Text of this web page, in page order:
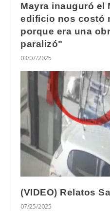
Mayra inauguró el
edificio nos costó
porque era una
paralizó"
03/07/2025
(VIDEO) Relatos
07/25/2025